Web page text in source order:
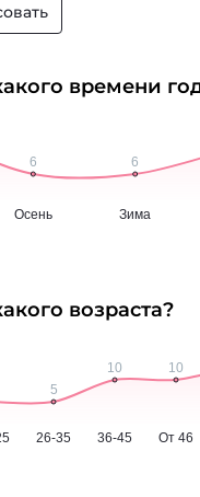
времени
возраста?